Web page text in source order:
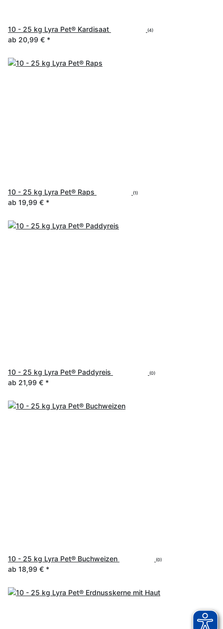
10 - 25 kg Lyra Pet® Kardisaat (4)
ab 20,99 € *
10 - 25 kg Lyra Pet® Raps (1)
ab 19,99 € *
10 - 25 kg Lyra Pet® Paddyreis (0)
ab 21,99 € *
10 - 25 kg Lyra Pet® Buchweizen (0)
ab 18,99 € *